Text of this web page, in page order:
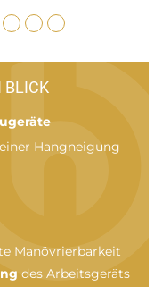
BLICK
Hangneigung
Manövrierbarkeit
des Arbeitsgeräts